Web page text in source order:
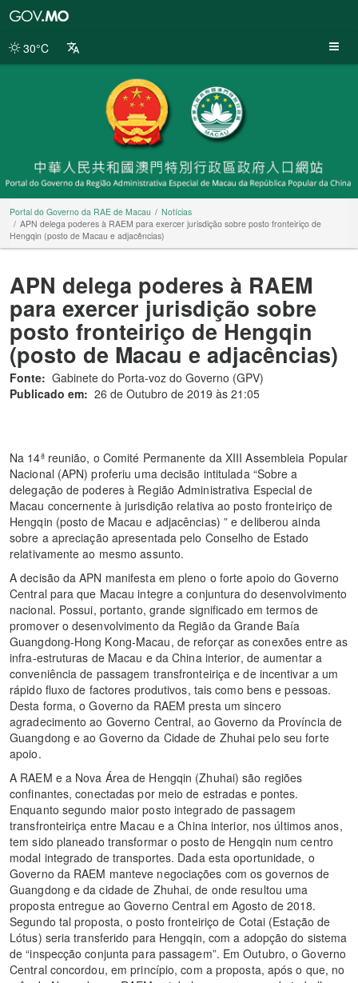
da
30°C
Portal do Governo da RAE de Macau
Notícias
APN delega poderes à RAEM para exercer jurisdição sobre posto fronteiriço de
Hengqin (posto de Macau e adjacências)
APN delega poderes à RAEM
para exercer jurisdição sobre
posto fronteiriço de Hengqin
(posto de Macau e adjacências)
Fonte: Gabinete do Porta-voz do Governo (GPV)
Publicado em: 26 de Outubro de 2019 às 21:05
Na 14ª reunião, o Comité Permanente da XIII Assembleia Popular
Nacional (APN) proferiu uma decisão intitulada “Sobre a
delegação de poderes à Região Administrativa Especial de
Macau concernente à jurisdição relativa ao posto fronteiriço de
Hengqin (posto de Macau e adjacências) ” e deliberou ainda
sobre a apreciação apresentada pelo Conselho de Estado
relativamente ao mesmo assunto.
A decisão da APN manifesta em pleno o forte apoio do Governo
Central para que Macau integre a conjuntura do desenvolvimento
nacional. Possui, portanto, grande significado em termos de
promover o desenvolvimento da Região da Grande Baía
Guangdong-Hong Kong-Macau, de reforçar as conexões entre as
infra-estruturas de Macau e da China interior, de aumentar a
conveniência de passagem transfronteiriça e de incentivar a um
rápido fluxo de factores produtivos, tais como bens e pessoas.
Desta forma, o Governo da RAEM presta um sincero
agradecimento ao Governo Central, ao Governo da Província de
Guangdong e ao Governo da Cidade de Zhuhai pelo seu forte
apoio.
A RAEM e a Nova Área de Hengqin (Zhuhai) são regiões
confinantes, conectadas por meio de estradas e pontes.
Enquanto segundo maior posto integrado de passagem
transfronteiriça entre Macau e a China interior, nos últimos anos,
tem sido planeado transformar o posto de Hengqin num centro
modal integrado de transportes. Dada esta oportunidade, o
Governo da RAEM manteve negociações com os governos de
Guangdong e da cidade de Zhuhai, de onde resultou uma
proposta entregue ao Governo Central em Agosto de 2018.
Segundo tal proposta, o posto fronteiriço de Cotai (Estação de
Lótus) seria transferido para Hengqin, com a adopção do sistema
de “inspecção conjunta para passagem”. Em Outubro, o Governo
Central concordou, em princípio, com a proposta, após o que, no